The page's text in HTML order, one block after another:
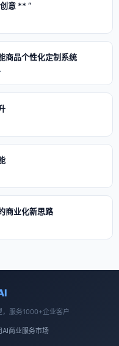
意 ** “
商品个性化定制系统
商业化新思路
，服务1000+企业客户
AI商业服务市场